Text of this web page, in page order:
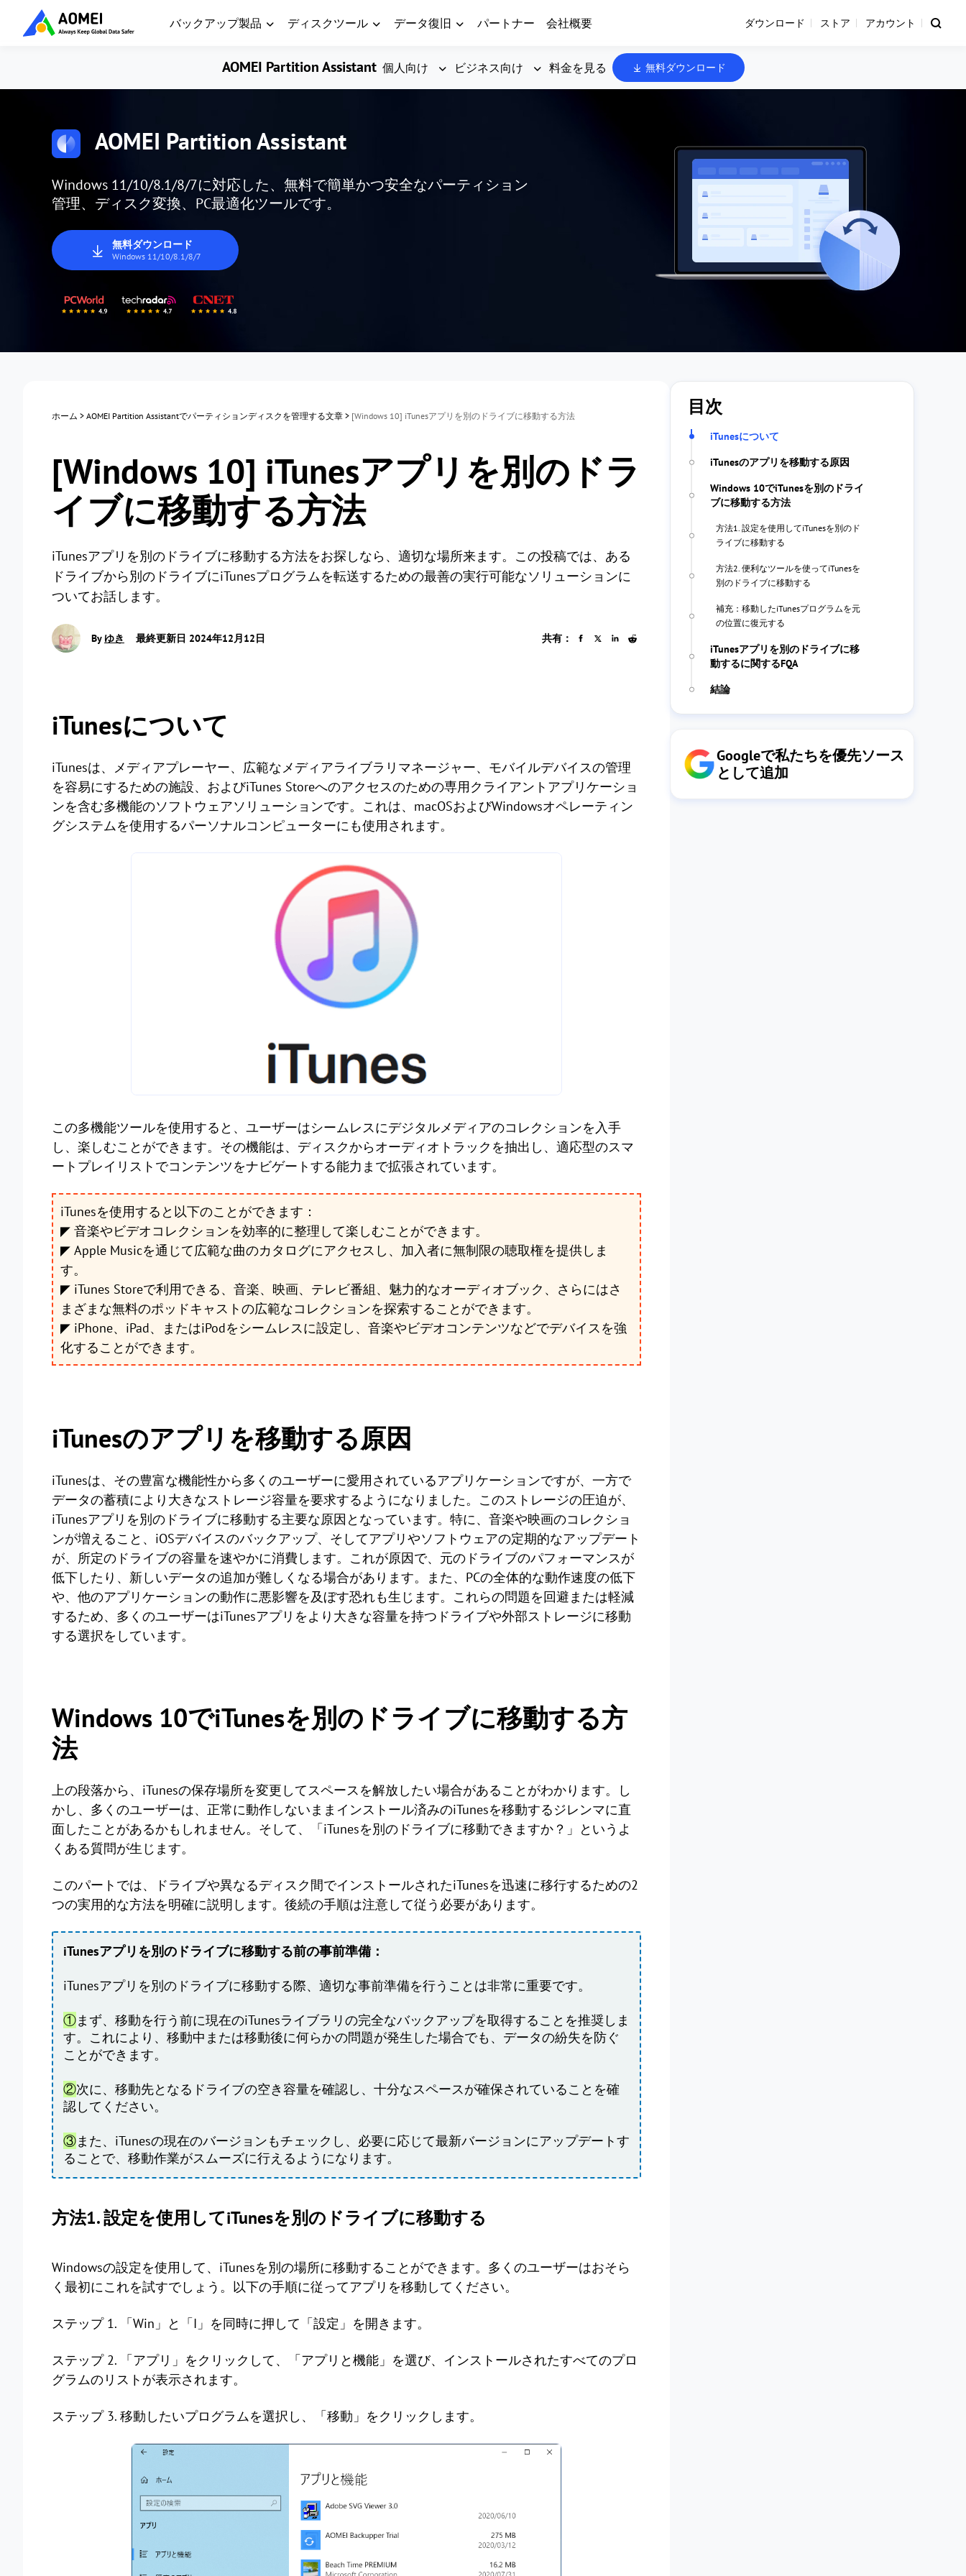
バックアップ製品 ディスクツール データ復旧 パートナー 会社概要 ダウンロード ストア アカウント
AOMEI Partition Assistant 個人向け ビジネス向け 料金を見る 無料ダウンロード
AOMEI Partition Assistant
Windows 11/10/8.1/8/7に対応した、無料で簡単かつ安全なパーティション
管理、ディスク変換、PC最適化ツールです。
無料ダウンロード
Windows 11/10/8.1/8/7
ホーム > AOMEI Partition Assistantでパーティションディスクを管理する文章 > [Windows 10] iTunesアプリを別のドライブに移動する方法
[Windows 10] iTunesアプリを別のドラ
イブに移動する方法
iTunesアプリを別のドライブに移動する方法をお探しなら、適切な場所来ます。この投稿では、ある
ドライブから別のドライブにiTunesプログラムを転送するための最善の実行可能なソリューションに
ついてお話します。
By ゆき 最終更新日 2024年12月12日 共有：
iTunesについて
iTunesは、メディアプレーヤー、広範なメディアライブラリマネージャー、モバイルデバイスの管理
を容易にするための施設、およびiTunes Storeへのアクセスのための専用クライアントアプリケーショ
ンを含む多機能のソフトウェアソリューションです。これは、macOSおよびWindowsオペレーティン
グシステムを使用するパーソナルコンピューターにも使用されます。
この多機能ツールを使用すると、ユーザーはシームレスにデジタルメディアのコレクションを入手
し、楽しむことができます。その機能は、ディスクからオーディオトラックを抽出し、適応型のスマ
ートプレイリストでコンテンツをナビゲートする能力まで拡張されています。
iTunesを使用すると以下のことができます：
◤ 音楽やビデオコレクションを効率的に整理して楽しむことができます。
◤ Apple Musicを通じて広範な曲のカタログにアクセスし、加入者に無制限の聴取権を提供しま
す。
◤ iTunes Storeで利用できる、音楽、映画、テレビ番組、魅力的なオーディオブック、さらにはさ
まざまな無料のポッドキャストの広範なコレクションを探索することができます。
◤ iPhone、iPad、またはiPodをシームレスに設定し、音楽やビデオコンテンツなどでデバイスを強
化することができます。
iTunesのアプリを移動する原因
iTunesは、その豊富な機能性から多くのユーザーに愛用されているアプリケーションですが、一方で
データの蓄積により大きなストレージ容量を要求するようになりました。このストレージの圧迫が、
iTunesアプリを別のドライブに移動する主要な原因となっています。特に、音楽や映画のコレクショ
ンが増えること、iOSデバイスのバックアップ、そしてアプリやソフトウェアの定期的なアップデート
が、所定のドライブの容量を速やかに消費します。これが原因で、元のドライブのパフォーマンスが
低下したり、新しいデータの追加が難しくなる場合があります。また、PCの全体的な動作速度の低下
や、他のアプリケーションの動作に悪影響を及ぼす恐れも生じます。これらの問題を回避または軽減
するため、多くのユーザーはiTunesアプリをより大きな容量を持つドライブや外部ストレージに移動
する選択をしています。
Windows 10でiTunesを別のドライブに移動する方
法
上の段落から、iTunesの保存場所を変更してスペースを解放したい場合があることがわかります。し
かし、多くのユーザーは、正常に動作しないままインストール済みのiTunesを移動するジレンマに直
面したことがあるかもしれません。そして、「iTunesを別のドライブに移動できますか？」というよ
くある質問が生じます。
このパートでは、ドライブや異なるディスク間でインストールされたiTunesを迅速に移行するための2
つの実用的な方法を明確に説明します。後続の手順は注意して従う必要があります。
iTunesアプリを別のドライブに移動する前の事前準備：
iTunesアプリを別のドライブに移動する際、適切な事前準備を行うことは非常に重要です。
①まず、移動を行う前に現在のiTunesライブラリの完全なバックアップを取得することを推奨しま
す。これにより、移動中または移動後に何らかの問題が発生した場合でも、データの紛失を防ぐ
ことができます。
②次に、移動先となるドライブの空き容量を確認し、十分なスペースが確保されていることを確
認してください。
③また、iTunesの現在のバージョンもチェックし、必要に応じて最新バージョンにアップデートす
ることで、移動作業がスムーズに行えるようになります。
方法1. 設定を使用してiTunesを別のドライブに移動する
Windowsの設定を使用して、iTunesを別の場所に移動することができます。多くのユーザーはおそら
く最初にこれを試すでしょう。以下の手順に従ってアプリを移動してください。
ステップ 1. 「Win」と「I」を同時に押して「設定」を開きます。
ステップ 2. 「アプリ」をクリックして、「アプリと機能」を選び、インストールされたすべてのプロ
グラムのリストが表示されます。
ステップ 3. 移動したいプログラムを選択し、「移動」をクリックします。
目次
iTunesについて
iTunesのアプリを移動する原因
Windows 10でiTunesを別のドライ
ブに移動する方法
方法1. 設定を使用してiTunesを別のド
ライブに移動する
方法2. 便利なツールを使ってiTunesを
別のドライブに移動する
補充：移動したiTunesプログラムを元
の位置に復元する
iTunesアプリを別のドライブに移
動するに関するFQA
結論
Googleで私たちを優先ソース
として追加